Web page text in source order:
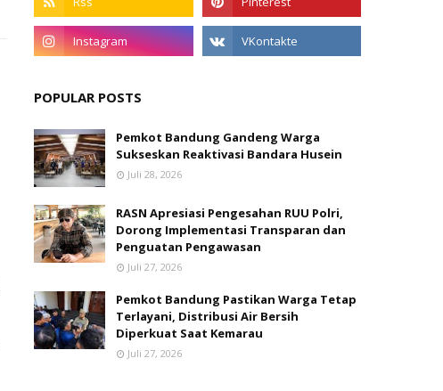
POPULAR POSTS
Pemkot Bandung Gandeng Warga
Sukseskan Reaktivasi Bandara Husein
Juli 28, 2026
RASN Apresiasi Pengesahan RUU Polri,
Dorong Implementasi Transparan dan
Penguatan Pengawasan
Juli 27, 2026
Pemkot Bandung Pastikan Warga Tetap
Terlayani, Distribusi Air Bersih
Diperkuat Saat Kemarau
Juli 27, 2026